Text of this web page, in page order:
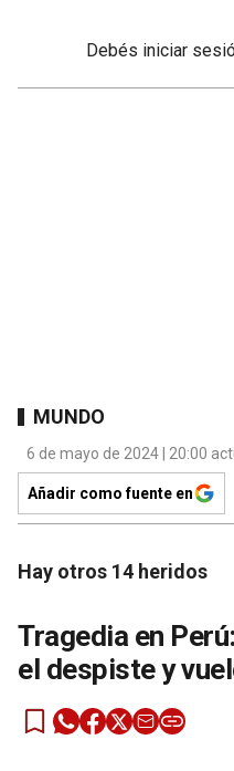
Debés iniciar
MUNDO
6 de mayo de 2024 | 20:00
Añadir como fuente en
Hay otros 14 heridos
Tragedia en
el despiste y